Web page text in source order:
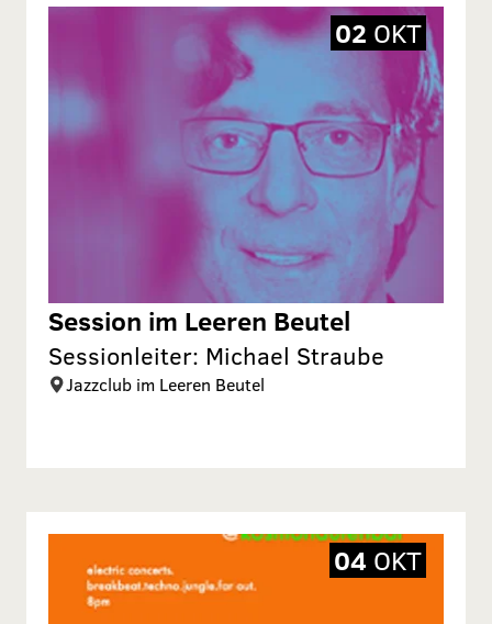
Session im Leeren Beutel
Sessionleiter: Michael Straube
Jazzclub im Leeren Beutel
02 OKT
04 OKT